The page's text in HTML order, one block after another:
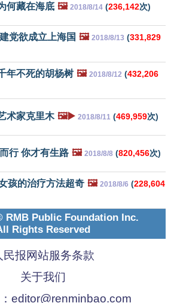
何藏在海底 🖼️ 2018/8/14 (236,142次)
党欲成立上海国 🖼️ 2018/8/13 (331,829
年不死的胡杨树 🖼️ 2018/8/12 (432,206
术家克里木 🖼️▶️ 2018/8/11 (469,959次)
行 你才有生路 🖼️ 2018/8/8 (820,456次)
孩的治疗方法超奇 🖼️ 2018/8/6 (228,604
RMB Public Foundation Inc.
Rights Reserved
民报网站服务条款
关于我们
editor@renminbao.com